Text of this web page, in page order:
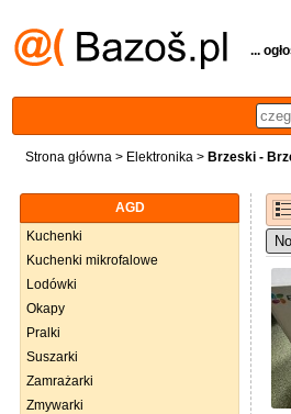
...
Strona główna > Elektronika > Brzeski -
AGD
Kuchenki
Kuchenki mikrofalowe
Lodówki
Okapy
Pralki
Suszarki
Zamrażarki
Zmywarki